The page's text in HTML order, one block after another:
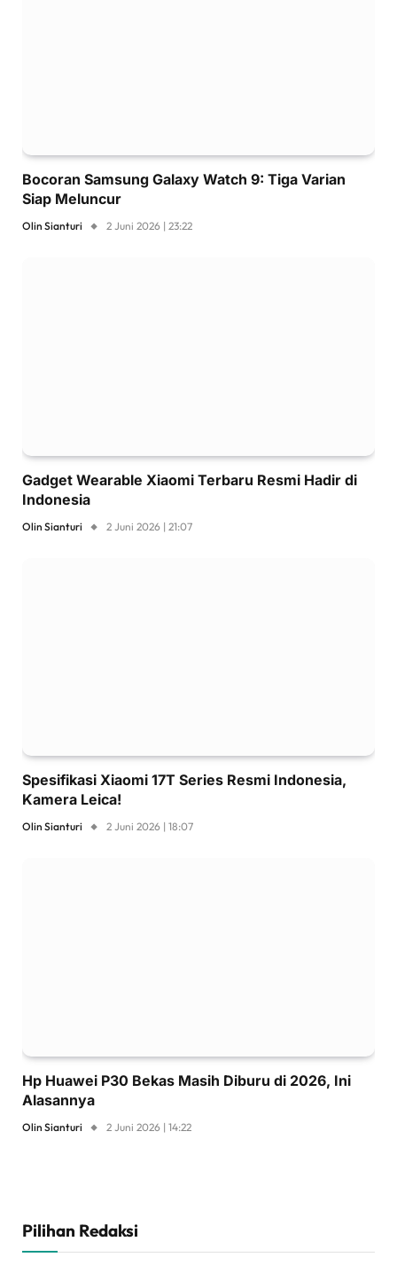
Bocoran Samsung Galaxy Watch 9: Tiga Varian
Siap Meluncur
Olin Sianturi 2 Juni 2026 | 23:22
Gadget Wearable Xiaomi Terbaru Resmi Hadir di
Indonesia
Olin Sianturi 2 Juni 2026 | 21:07
Spesifikasi Xiaomi 17T Series Resmi Indonesia,
Kamera Leica!
Olin Sianturi 2 Juni 2026 | 18:07
Hp Huawei P30 Bekas Masih Diburu di 2026, Ini
Alasannya
Olin Sianturi 2 Juni 2026 | 14:22
Pilihan Redaksi